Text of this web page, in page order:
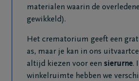
materialen waarin de
gewikkeld).
Het crematorium geeft een
as, maar je kan in ons
altijd kiezen voor een sierurne.
winkelruimte hebben we